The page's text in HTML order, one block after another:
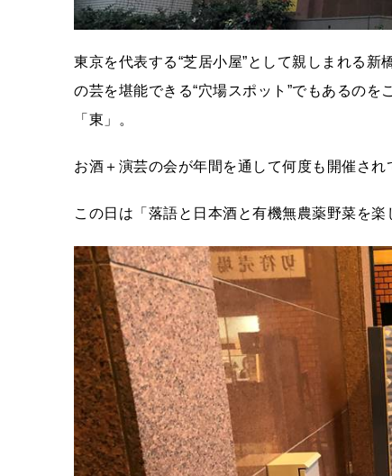
東京を代表する“芝居小屋”として親しまれる
の芸を堪能できる“穴場スポット”でもあるの
「東」。
お酒＋演芸の会が年間を通して何度も開催され
この日は「落語と日本酒と有機無農薬野菜を楽